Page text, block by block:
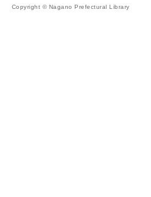
Copyright © Nagano Prefectural Library